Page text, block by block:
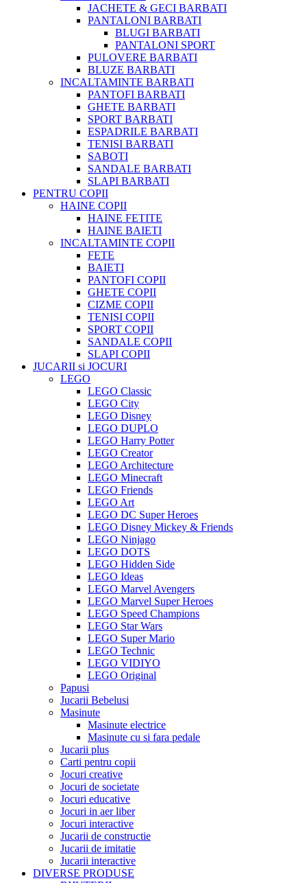
JACHETE & GECI BARBATI
PANTALONI BARBATI
BLUGI BARBATI
PANTALONI SPORT
PULOVERE BARBATI
BLUZE BARBATI
INCALTAMINTE BARBATI
PANTOFI BARBATI
GHETE BARBATI
SPORT BARBATI
ESPADRILE BARBATI
TENISI BARBATI
SABOTI
SANDALE BARBATI
SLAPI BARBATI
PENTRU COPII
HAINE COPII
HAINE FETITE
HAINE BAIETI
INCALTAMINTE COPII
FETE
BAIETI
PANTOFI COPII
GHETE COPII
CIZME COPII
TENISI COPII
SPORT COPII
SANDALE COPII
SLAPI COPII
JUCARII si JOCURI
LEGO
LEGO Classic
LEGO City
LEGO Disney
LEGO DUPLO
LEGO Harry Potter
LEGO Creator
LEGO Architecture
LEGO Minecraft
LEGO Friends
LEGO Art
LEGO DC Super Heroes
LEGO Disney Mickey & Friends
LEGO Ninjago
LEGO DOTS
LEGO Hidden Side
LEGO Ideas
LEGO Marvel Avengers
LEGO Marvel Super Heroes
LEGO Speed Champions
LEGO Star Wars
LEGO Super Mario
LEGO Technic
LEGO VIDIYO
LEGO Original
Papusi
Jucarii Bebelusi
Masinute
Masinute electrice
Masinute cu si fara pedale
Jucarii plus
Carti pentru copii
Jocuri creative
Jocuri de societate
Jocuri educative
Jocuri in aer liber
Jocuri interactive
Jucarii de constructie
Jucarii de imitatie
Jucarii interactive
DIVERSE PRODUSE